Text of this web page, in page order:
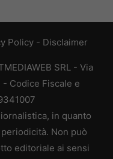
Policy - Disclaimer
SRL - Via
- Codice Fiscale e
in quanto
Non può
editoriale ai sensi